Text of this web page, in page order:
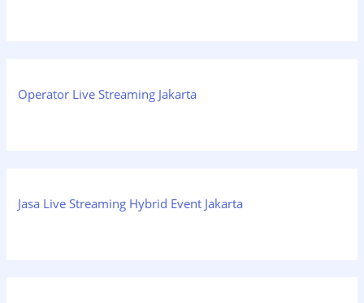
Operator Live Streaming Jakarta
Jasa Live Streaming Hybrid Event Jakarta